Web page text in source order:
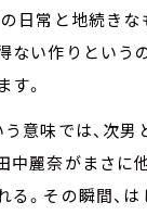
の日常と地続き
ない作りという
。
意味では、次男
中麗奈がまさに
る。その瞬間、